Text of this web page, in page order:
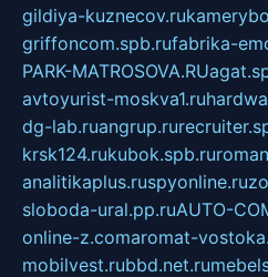
gildiya-kuznecov.ru
griffoncom.spb.rufabrika-
PARK-MATROSOVA.RU
avtoyurist-moskva1.ru
dg-lab.ruangrup.ru
krsk124.rukubok.spb.ru
analitikaplus.ruspyonline.ru
sloboda-ural.pp.ruAUTO-
online-z.comaromat-
mobilvest.rubbd.net.ru